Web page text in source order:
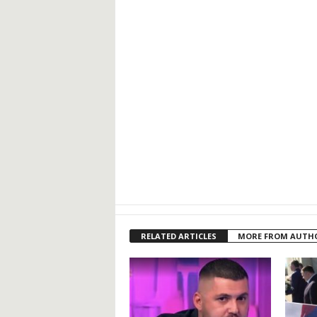
RELATED ARTICLES MORE FROM